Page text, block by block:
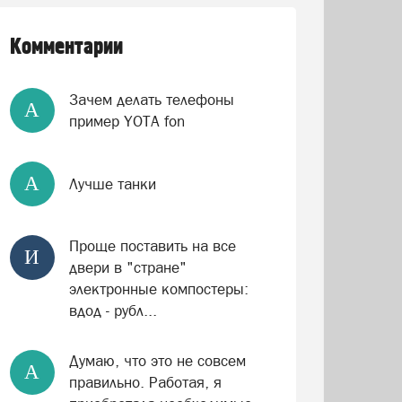
Комментарии
А
Зачем делать телефоны
пример YOTA fon
А Лучше танки
И
Проще поставить на все
двери в "стране"
электронные компостеры:
вдод - рубл...
А
Думаю, что это не совсем
правильно. Работая, я